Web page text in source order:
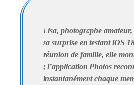
Lisa, photographe amateur,
sa surprise en testant iOS
réunion de famille, elle
; l’application Photos
instantanément chaque